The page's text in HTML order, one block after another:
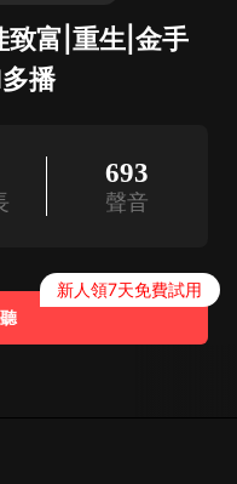
致富|重生|金手
播
693
聲音
新人領7天免費試用